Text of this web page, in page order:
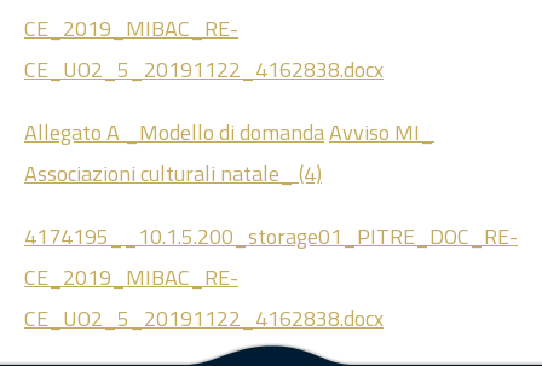
CE_2019_MIBAC_RE-
CE_UO2_5_20191122_4162838.docx
Allegato A _Modello di domandaAvviso MI_
Associazioni culturali natale_ (4)
4174195__10.1.5.200_storage01_PITRE_DOC_RE-
CE_2019_MIBAC_RE-
CE_UO2_5_20191122_4162838.docx